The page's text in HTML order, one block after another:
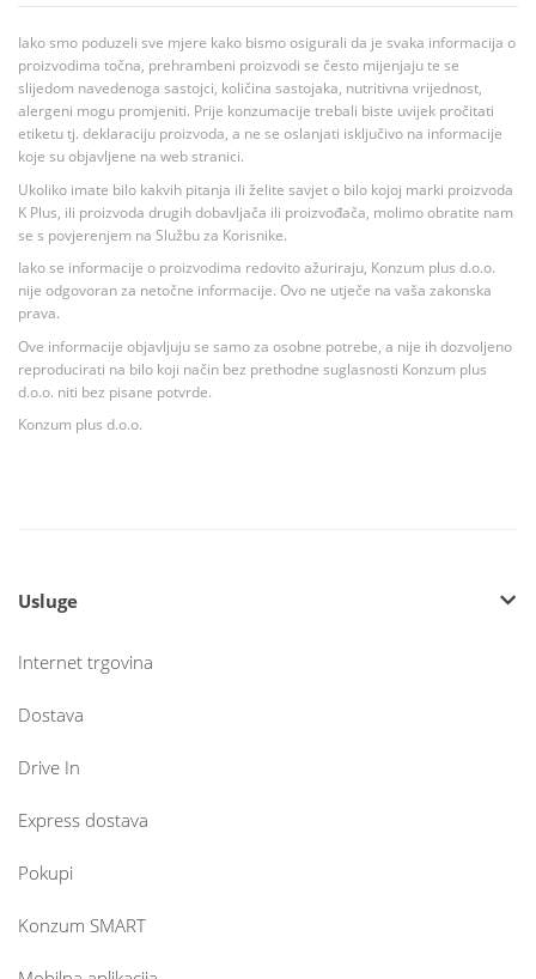
Iako smo poduzeli sve mjere kako bismo osigurali da je svaka informacija o
proizvodima točna, prehrambeni proizvodi se često mijenjaju te se
slijedom navedenoga sastojci, količina sastojaka, nutritivna vrijednost,
alergeni mogu promjeniti. Prije konzumacije trebali biste uvijek pročitati
etiketu tj. deklaraciju proizvoda, a ne se oslanjati isključivo na informacije
koje su objavljene na web stranici.
Ukoliko imate bilo kakvih pitanja ili želite savjet o bilo kojoj marki proizvoda
K Plus, ili proizvoda drugih dobavljača ili proizvođača, molimo obratite nam
se s povjerenjem na Službu za Korisnike.
Iako se informacije o proizvodima redovito ažuriraju, Konzum plus d.o.o.
nije odgovoran za netočne informacije. Ovo ne utječe na vaša zakonska
prava.
Ove informacije objavljuju se samo za osobne potrebe, a nije ih dozvoljeno
reproducirati na bilo koji način bez prethodne suglasnosti Konzum plus
d.o.o. niti bez pisane potvrde.
Konzum plus d.o.o.
Usluge
Internet trgovina
Dostava
Drive In
Express dostava
Pokupi
Konzum SMART